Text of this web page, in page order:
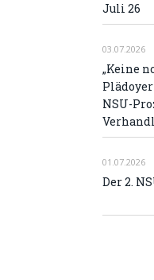
Juli 26
03.07.2026
„Keine
NSU-
01.07.2026
Der 2.